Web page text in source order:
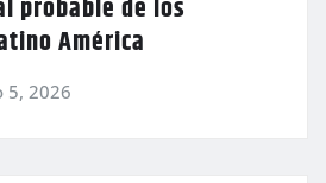
probable de los
América
5, 2026